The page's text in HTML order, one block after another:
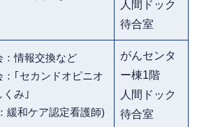
人間ドック
待合室
：情報交換など
：｢セカンドオピニオ
くみ｣
緩和ケア認定看護師)
がんセンタ
ー棟1階
人間ドック
待合室